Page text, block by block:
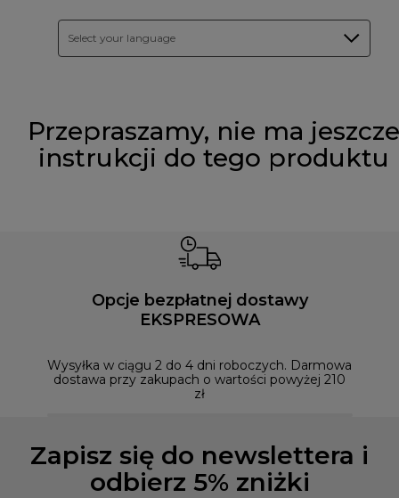
Select your language
Przepraszamy, nie ma jeszcze
instrukcji do tego produktu
Opcje bezpłatnej dostawy
EKSPRESOWA
Wysyłka w ciągu 2 do 4 dni roboczych. Darmowa
dostawa przy zakupach o wartości powyżej 210
zł
Zapisz się do newslettera i
odbierz 5% zniżki